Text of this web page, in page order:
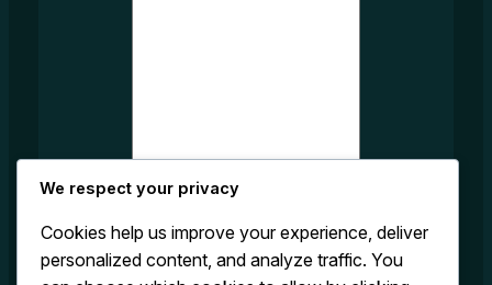
g
e
Submit
We respect your privacy
Cookies help us improve your experience, deliver
personalized content, and analyze traffic. You